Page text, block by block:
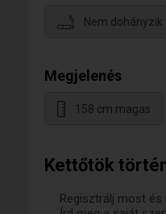
Kettőtök
Regisztrálj most és
Nem dohányzik
Megjelenés
158 cm magas